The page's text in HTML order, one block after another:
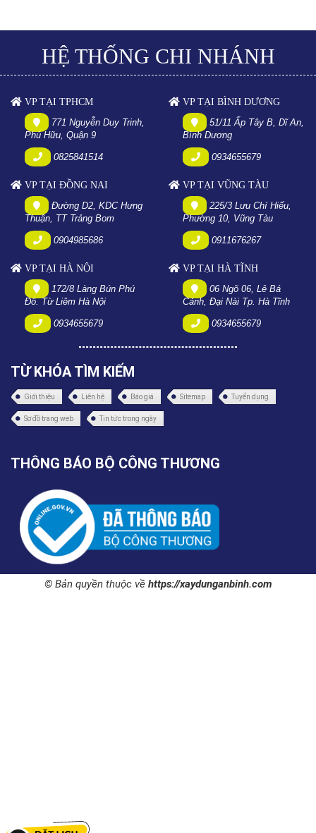
HỆ THỐNG CHI NHÁNH
VP TẠI TPHCM
771 Nguyễn Duy Trinh,
Phú Hữu, Quận 9
0825841514
VP TẠI BÌNH DƯƠNG
51/11 Ấp Tây B, Dĩ An,
Bình Dương
0934655679
VP TẠI ĐỒNG NAI
Đường D2, KDC Hưng
Thuận, TT Trảng Bom
0904985686
VP TẠI VŨNG TÀU
225/3 Lưu Chí Hiếu,
Phường 10, Vũng Tàu
0911676267
VP TẠI HÀ NỘI
172/8 Làng Bún Phú
Đô. Từ Liêm Hà Nội
0934655679
VP TẠI HÀ TĨNH
06 Ngõ 06, Lê Bá
Cảnh, Đại Nài Tp. Hà Tĩnh
0934655679
TỪ KHÓA TÌM KIẾM
Giới thiệu Liên hệ Báo giá Sitemap Tuyển dụng
Sơ đồ trang web Tin tức trong ngày
THÔNG BÁO BỘ CÔNG THƯƠNG
© Bản quyền thuộc về https://xaydunganbinh.com